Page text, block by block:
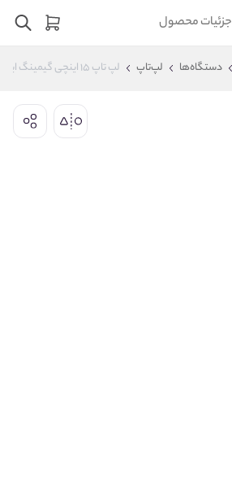
جزئیات محصول
دستگاه‌ها لپ‌تاپ لپ تاپ ۱۵ اینچی گیمینگ ایسوس مدل Asus TUF Gaming F15 FX507ZM i7 12th 16GB 1TB SSD 6GB 3060